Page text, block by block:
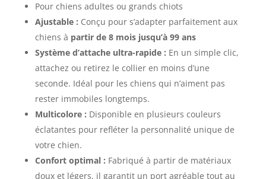
Pour chiens adultes ou grands chiots
Ajustable : Conçu pour s’adapter parfaitement aux
chiens à partir de 8 mois jusqu’à 99 ans
Système d’attache ultra-rapide : En un simple clic,
attachez ou retirez le collier en moins d’une
seconde. Idéal pour les chiens qui n’aiment pas
rester immobiles longtemps.
Multicolore : Disponible en plusieurs couleurs
éclatantes pour refléter la personnalité unique de
votre chien.
Confort optimal : Fabriqué à partir de matériaux
doux et légers, il garantit un port agréable tout au